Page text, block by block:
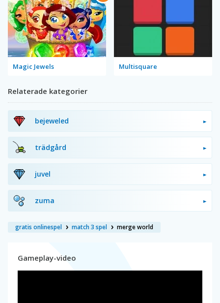
Magic Jewels Multisquare
Relaterade kategorier
bejeweled
trädgård
juvel
zuma
gratis onlinespel match 3 spel merge world
Gameplay-video